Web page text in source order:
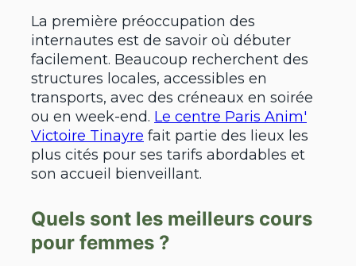
La première préoccupation des
internautes est de savoir où débuter
facilement. Beaucoup recherchent des
structures locales, accessibles en
transports, avec des créneaux en soirée
ou en week-end. Le centre Paris Anim'
Victoire Tinayre fait partie des lieux les
plus cités pour ses tarifs abordables et
son accueil bienveillant.
Quels sont les meilleurs cours
pour femmes ?